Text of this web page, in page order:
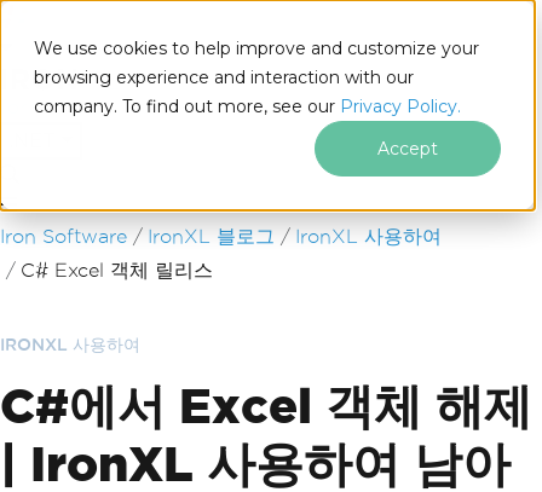
We use cookies to help improve and customize your
browsing experience and interaction with our
company. To find out more, see our Privacy Policy.
Accept
푸터 콘텐츠로 바로가기
Iron Software IronXL 블로그
IronXL 사용하여
C# Excel 객체 릴리스
IRONXL 사용하여
C#에서 Excel 객체 해제
| IronXL 사용하여 남아